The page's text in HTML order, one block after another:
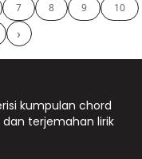
7 8 9
10
›
kumpulan chord
terjemahan lirik